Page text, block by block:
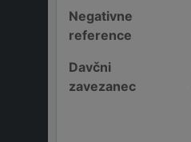
Negativne
reference
Davčni
zavezanec